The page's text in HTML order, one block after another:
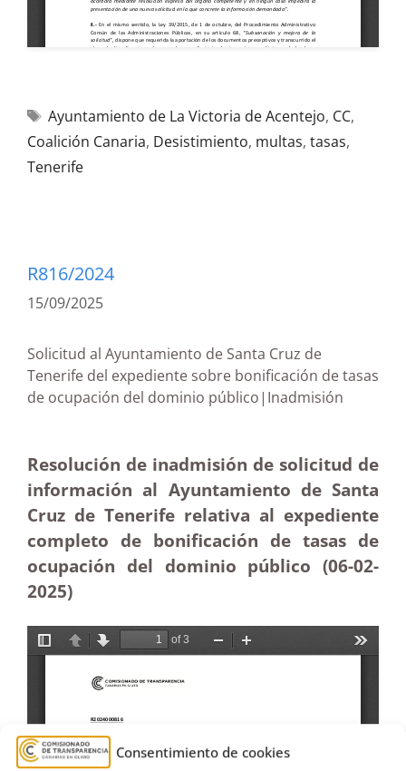
Consentimiento de cookies
Ayuntamiento de La Victoria de Acentejo, CC,
Coalición Canaria, Desistimiento, multas, tasas,
Tenerife
R816/2024
15/09/2025
Solicitud al Ayuntamiento de Santa Cruz de
Tenerife del expediente sobre bonificación de tasas
de ocupación del dominio público|Inadmisión
Resolución de inadmisión de solicitud de
información al Ayuntamiento de Santa
Cruz de Tenerife relativa al expediente
completo de bonificación de tasas de
ocupación del dominio público (06-02-
2025)